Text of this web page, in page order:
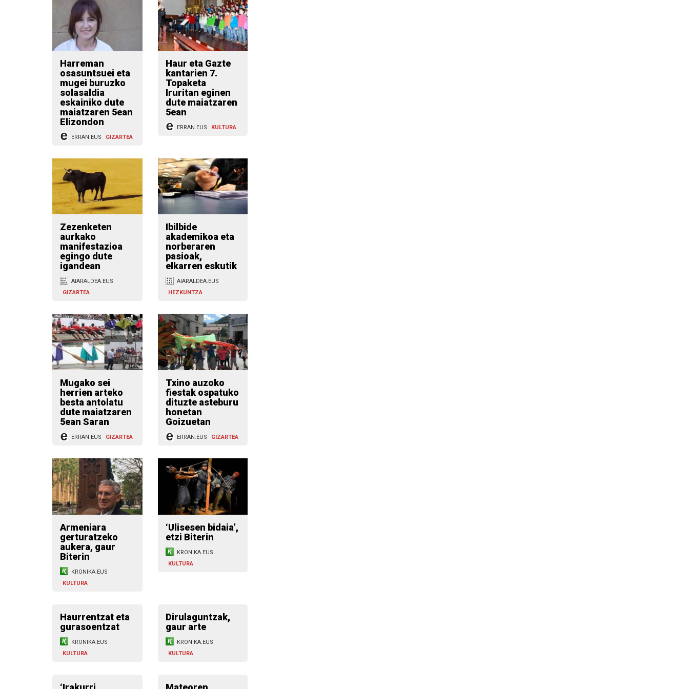
Harreman
osasuntsuei eta
mugei buruzko
solasaldia
eskainiko dute
maiatzaren 5ean
Elizondon
ERRAN.EUS GIZARTEA
Haur eta Gazte
kantarien 7.
Topaketa
Iruritan eginen
dute maiatzaren
5ean
ERRAN.EUS KULTURA
Zezenketen
aurkako
manifestazioa
egingo dute
igandean
AIARALDEA.EUS
GIZARTEA
Ibilbide
akademikoa eta
norberaren
pasioak,
elkarren eskutik
AIARALDEA.EUS
HEZKUNTZA
Mugako sei
herrien arteko
besta antolatu
dute maiatzaren
5ean Saran
ERRAN.EUS GIZARTEA
Txino auzoko
fiestak ospatuko
dituzte asteburu
honetan
Goizuetan
ERRAN.EUS GIZARTEA
Armeniara
gerturatzeko
aukera, gaur
Biterin
KRONIKA.EUS
KULTURA
‘Ulisesen bidaia’,
etzi Biterin
KRONIKA.EUS
KULTURA
Haurrentzat eta
gurasoentzat
KRONIKA.EUS
KULTURA
Dirulaguntzak,
gaur arte
KRONIKA.EUS
KULTURA